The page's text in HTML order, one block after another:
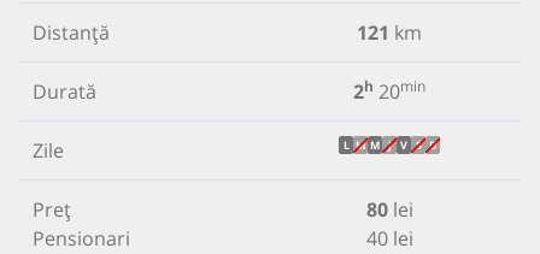
Distanță 121 km
Durată 2h 20min
Zile L M M J V S D
Preț
Pensionari
80lei
40 lei